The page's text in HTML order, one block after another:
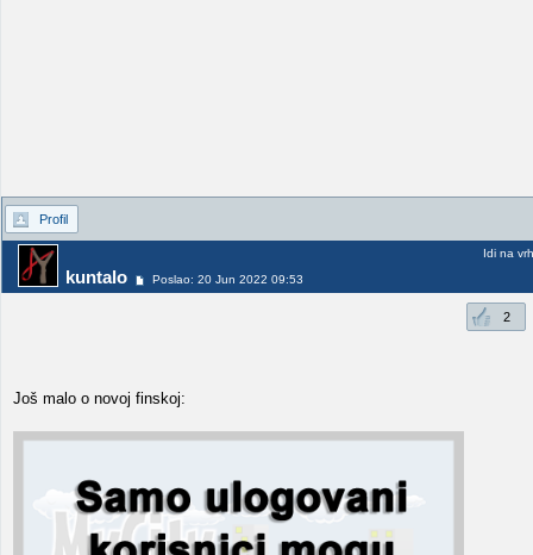
Profil
kuntalo Poslao: 20 Jun 2022 09:53
Idi na vrh
2
Još malo o novoj finskoj: